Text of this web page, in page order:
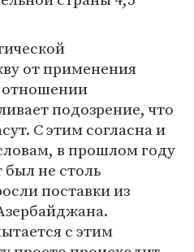
от применения
отношении
подозрение, что
С этим согласна и
в прошлом году
не столь
поставки из
с этим